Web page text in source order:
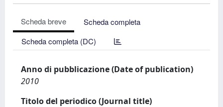
Scheda breve
Scheda completa
Scheda completa (DC)
Anno di pubblicazione (Date of publication)
2010
Titolo del periodico (Journal title)